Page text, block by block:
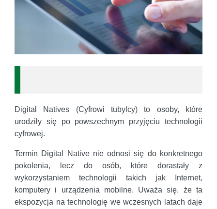
Digital Natives (Cyfrowi tubylcy) to osoby, które
urodziły się po powszechnym przyjęciu technologii
cyfrowej.
Termin Digital Native nie odnosi się do konkretnego
pokolenia, lecz do osób, które dorastały z
wykorzystaniem technologii takich jak Internet,
komputery i urządzenia mobilne. Uważa się, że ta
ekspozycja na technologię we wczesnych latach daje